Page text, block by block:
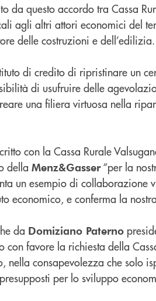
da questo accordo tra Cassa
agli altri attori economici del
delle costruzioni e dell’edilizia.
di credito di ripristinare un
di usufruire delle
una filiera virtuosa nella
con la Cassa Rurale
della Menz&Gasser“per la
un esempio di collaborazione
economico, e conferma la
da Domiziano Paterno
con favore la richiesta della
nella consapevolezza che solo
per lo sviluppo